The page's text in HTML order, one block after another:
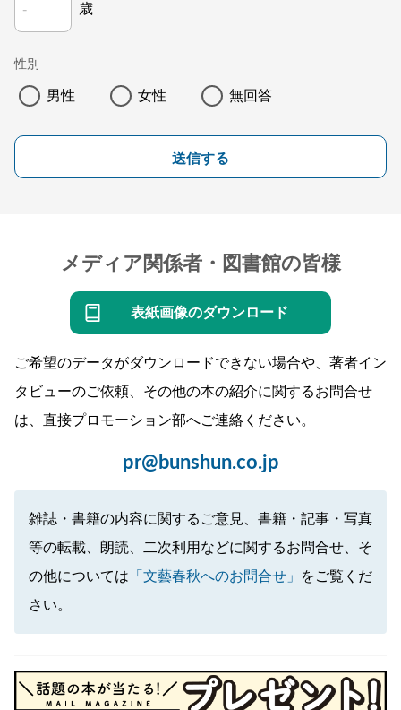
歳
性別
男性 女性 無回答
送信する
メディア関係者・図書館の皆様
表紙画像のダウンロード
ご希望のデータがダウンロードできない場合や、著者イン
タビューのご依頼、その他の本の紹介に関するお問合せ
は、直接プロモーション部へご連絡ください。
pr@bunshun.co.jp
雑誌・書籍の内容に関するご意見、書籍・記事・写真
等の転載、朗読、二次利用などに関するお問合せ、そ
の他については 「文藝春秋へのお問合せ」
をご覧くだ
さい。